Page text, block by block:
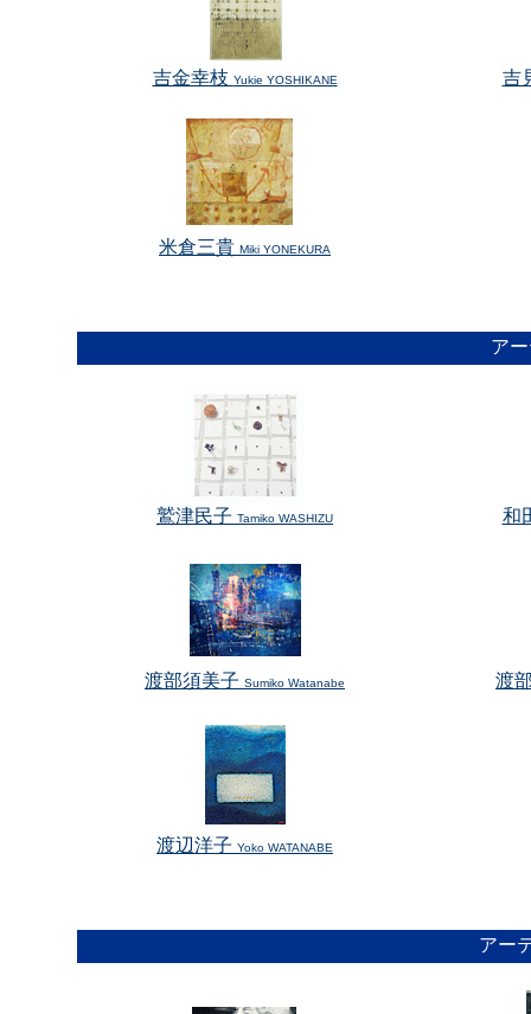
吉金幸枝 Yukie YOSHIKANE 吉
米倉三貴 Miki YONEKURA
ア
鷲津民子 Tamiko WASHIZU 和
渡部須美子 Sumiko Watanabe 渡
渡辺洋子 Yoko WATANABE
アー